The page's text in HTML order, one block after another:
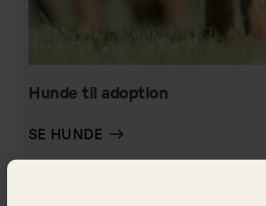
Hunde til adoption
SE HUNDE